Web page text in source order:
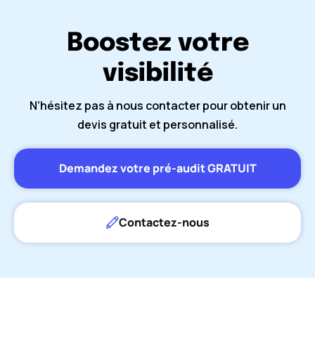
Boostez votre
visibilité
N’hésitez pas à nous contacter pour obtenir un
devis gratuit et personnalisé.
Demandez votre pré-audit GRATUIT
Contactez-nous